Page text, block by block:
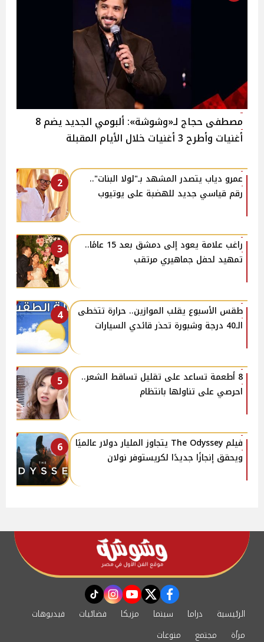
مصطفى حجاج لـ«وشوشة»: ألبومي الجديد يضم 8
أغنيات وأطرح 3 أغنيات خلال الأيام المقبلة
2
عمرو دياب يتصدر المشهد بـ"لولا البنات"..
رقم قياسي جديد للهضبة على يوتيوب
3
راغب علامة يعود إلى دمشق بعد 15 عامًا..
تمهيد لحفل جماهيري مرتقب
4
طقس الأسبوع يقلب الموازين.. حرارة تتخطى
الـ40 درجة وشبورة تحذر قائدي السيارات
5
8 أطعمة تساعد على تقليل تساقط الشعر..
احرصي على تناولها بانتظام
6
فيلم The Odyssey يتجاوز المليار دولار عالميًا
ويحقق إنجازًا جديدًا لكريستوفر نولان
facebook
twitter
youtube
instagram
tiktok
الرئيسية دراما سينما مزيكا فضائيات
فيديوهات
مرأة
مجتمع منوعات